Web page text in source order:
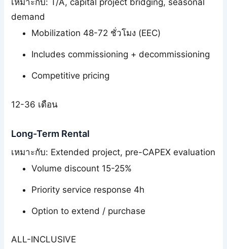
เหมาะกับ: T/A, capital project bridging, seasonal
demand
Mobilization 48-72 ชั่วโมง (EEC)
Includes commissioning + decommissioning
Competitive pricing
12-36 เดือน
Long-Term Rental
เหมาะกับ: Extended project, pre-CAPEX evaluation
Volume discount 15-25%
Priority service response 4h
Option to extend / purchase
ALL-INCLUSIVE